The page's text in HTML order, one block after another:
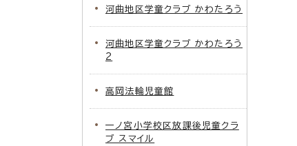
河曲地区学童クラブ かわたろう
河曲地区学童クラブ かわたろう
2
高岡法輪児童館
一ノ宮小学校区放課後児童クラ
ブ スマイル